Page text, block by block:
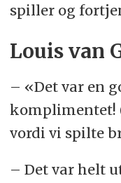
spiller og
Louis van
– «Det var en
komplimentet!
vordi vi spilte
– Det var helt